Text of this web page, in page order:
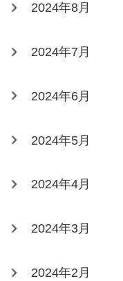
2024年8月
2024年7月
2024年6月
2024年5月
2024年4月
2024年3月
2024年2月